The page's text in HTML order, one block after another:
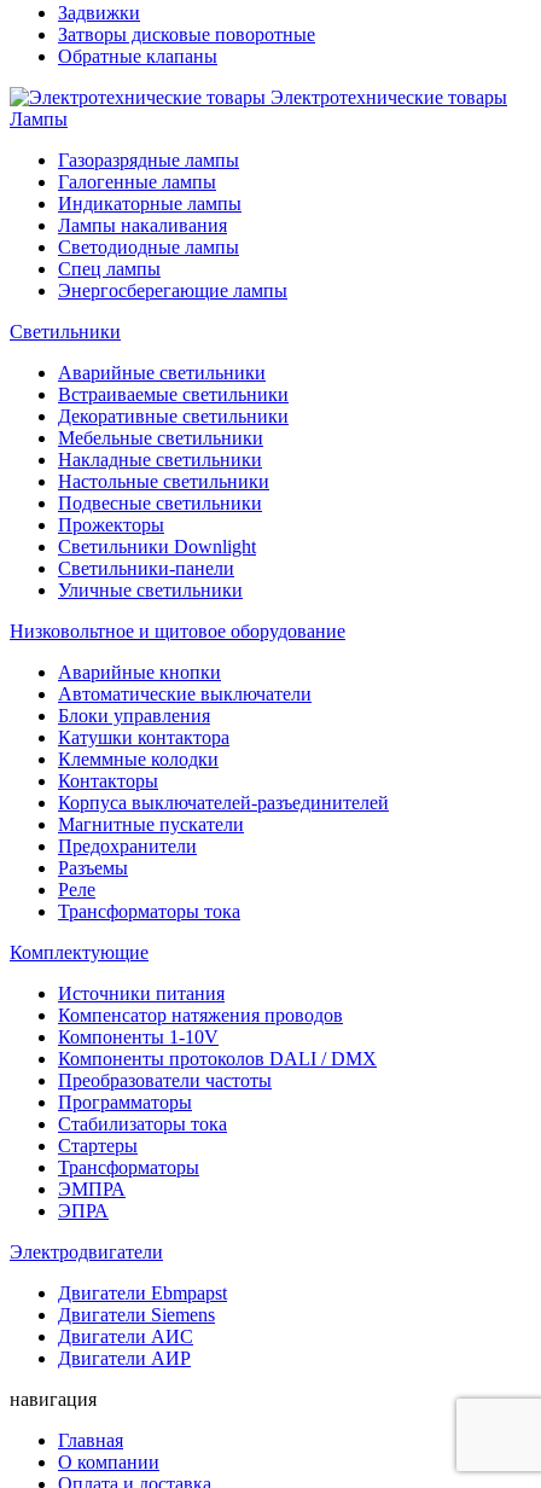
Задвижки
Затворы дисковые поворотные
Обратные клапаны
Электротехнические товары
Лампы
Газоразрядные лампы
Галогенные лампы
Индикаторные лампы
Лампы накаливания
Светодиодные лампы
Спец лампы
Энергосберегающие лампы
Светильники
Аварийные светильники
Встраиваемые светильники
Декоративные светильники
Мебельные светильники
Накладные светильники
Настольные светильники
Подвесные светильники
Прожекторы
Светильники Downlight
Светильники-панели
Уличные светильники
Низковольтное и щитовое оборудование
Аварийные кнопки
Автоматические выключатели
Блоки управления
Катушки контактора
Клеммные колодки
Контакторы
Корпуса выключателей-разъединителей
Магнитные пускатели
Предохранители
Разъемы
Реле
Трансформаторы тока
Комплектующие
Источники питания
Компенсатор натяжения проводов
Компоненты 1-10V
Компоненты протоколов DALI / DMX
Преобразователи частоты
Программаторы
Стабилизаторы тока
Стартеры
Трансформаторы
ЭМПРА
ЭПРА
Электродвигатели
Двигатели Ebmpapst
Двигатели Siemens
Двигатели АИС
Двигатели АИР
навигация
Главная
О компании
Оплата и доставка